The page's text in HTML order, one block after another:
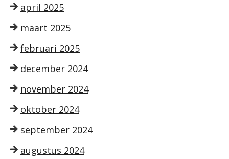
april 2025
maart 2025
februari 2025
december 2024
november 2024
oktober 2024
september 2024
augustus 2024